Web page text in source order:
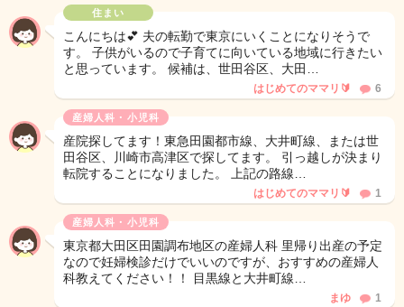
住まい
こんにちは💕 夫の転勤で東京にいくことになりそうで
す。 子供がいるので子育てに向いている地域に行きたい
と思っています。 候補は、世田谷区、大田…
はじめてのママリ🔰 6
産婦人科・小児科
産院探してます！東急田園都市線、大井町線、または世
田谷区、川崎市高津区で探してます。 引っ越しが決まり
転院することになりました。 上記の路線…
はじめてのママリ🔰 1
産婦人科・小児科
東京都大田区田園調布地区の産婦人科 里帰り出産の予定
なので妊婦検診だけでいいのですが、おすすめの産婦人
科教えてください！！ 目黒線と大井町線…
まゆ 1